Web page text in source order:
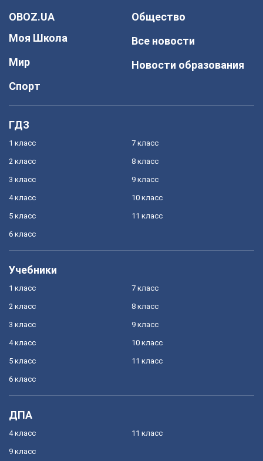
OBOZ.UA
Моя Школа
Мир
Спорт
Общество
Все новости
Новости образования
ГДЗ
1 класс
2 класс
3 класс
4 класс
5 класс
6 класс
7 класс
8 класс
9 класс
10 класс
11 класс
Учебники
1 класс
2 класс
3 класс
4 класс
5 класс
6 класс
7 класс
8 класс
9 класс
10 класс
11 класс
ДПА
4 класс
9 класс
11 класс